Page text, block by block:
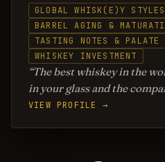
GLOBAL WHISK(E)Y STYLES
BARREL AGING &
TASTING NOTES & PALATE
WHISKEY INVESTMENT
The best whiskey in the
in your glass and the
VIEW PROFILE →